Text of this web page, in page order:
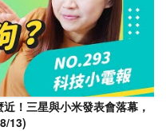
！三星與小米發表會落幕，
13)